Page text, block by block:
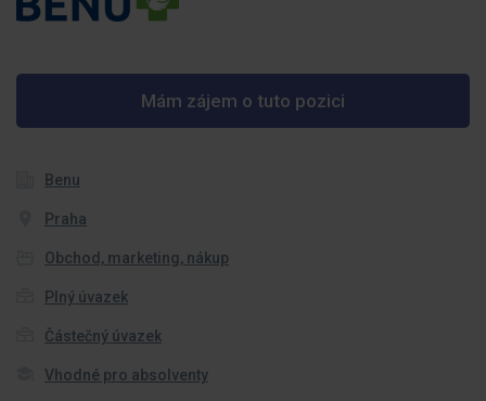
Mám zájem o tuto pozici
Benu
Praha
Obchod, marketing, nákup
Plný úvazek
Částečný úvazek
Vhodné pro absolventy